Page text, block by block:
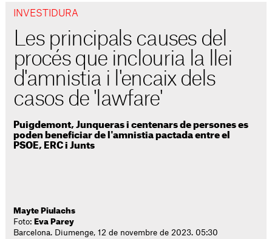
INVESTIDURA
Les principals causes del
procés que inclouria la llei
d'amnistia i l'encaix dels
casos de 'lawfare'
Puigdemont, Junqueras i centenars de persones es
poden beneficiar de l'amnistia pactada entre el
PSOE, ERC i Junts
Mayte Piulachs
Foto: Eva Parey
Barcelona. Diumenge, 12 de novembre de 2023. 05:30